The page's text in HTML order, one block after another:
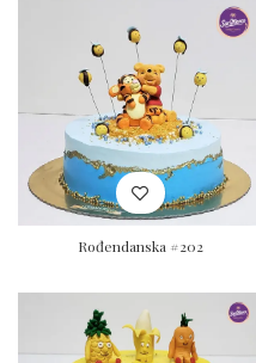
Rođendanska #202